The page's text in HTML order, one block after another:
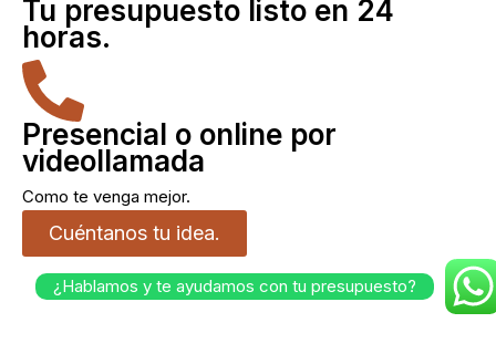
Tu presupuesto listo en 24
horas.
Presencial o online por
videollamada
Como te venga mejor.
Cuéntanos tu idea.
¿Hablamos y te ayudamos con tu presupuesto?